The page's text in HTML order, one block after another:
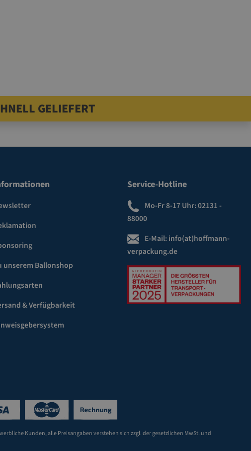
GELIEFERT
unserem Ballonshop
& Verfügbarkeit
Service-Hotline
Mo-Fr 8-17 Uhr:02131 -
88000
E-Mail: info(at)hoffmann-
verpackung.de
Kunden, alle Preisangaben verstehen sich zzgl. der gesetzlichen MwSt. und